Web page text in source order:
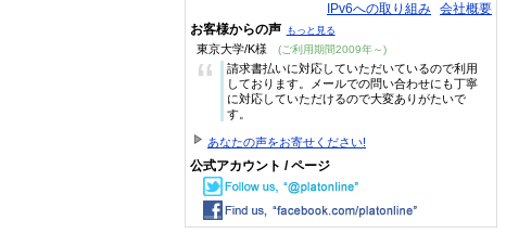
IPv6への取り組み 会社概要
お客様からの声 もっと見る
東京大学/K様 (ご利用期間2009年～)
“
請求書払いに対応していただいているので利用
しております。メールでの問い合わせにも丁寧
に対応していただけるので大変ありがたいで
す。
あなたの声をお寄せください!
公式アカウント / ページ